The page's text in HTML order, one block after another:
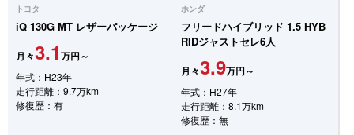
トヨタ
iQ 130G MT レザーパッケージ
月々3.1 万円～
年式：H23年
走行距離：9.7万km
修復歴：有
ホンダ
フリードハイブリッド 1.5 HYB
RIDジャストセレ6人
月々3.9万円～
年式：H27年
走行距離：8.1万km
修復歴：無